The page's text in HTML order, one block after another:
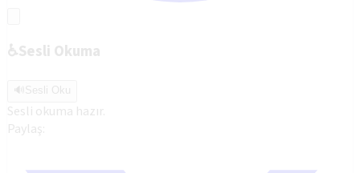
♿Sesli Okuma
🔊 Sesli Oku
Sesli okuma hazır.
Paylaş: